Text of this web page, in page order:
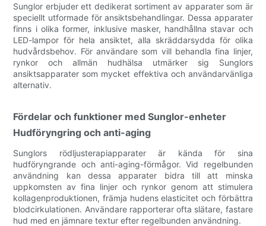
Sunglor erbjuder ett dedikerat sortiment av apparater som är
speciellt utformade för ansiktsbehandlingar. Dessa apparater
finns i olika former, inklusive masker, handhållna stavar och
LED-lampor för hela ansiktet, alla skräddarsydda för olika
hudvårdsbehov. För användare som vill behandla fina linjer,
rynkor och allmän hudhälsa utmärker sig Sunglors
ansiktsapparater som mycket effektiva och användarvänliga
alternativ.
Fördelar och funktioner med Sunglor-enheter
Hudföryngring och anti-aging
Sunglors rödljusterapiapparater är kända för sina
hudföryngrande och anti-aging-förmågor. Vid regelbunden
användning kan dessa apparater bidra till att minska
uppkomsten av fina linjer och rynkor genom att stimulera
kollagenproduktionen, främja hudens elasticitet och förbättra
blodcirkulationen. Användare rapporterar ofta slätare, fastare
hud med en jämnare textur efter regelbunden användning.